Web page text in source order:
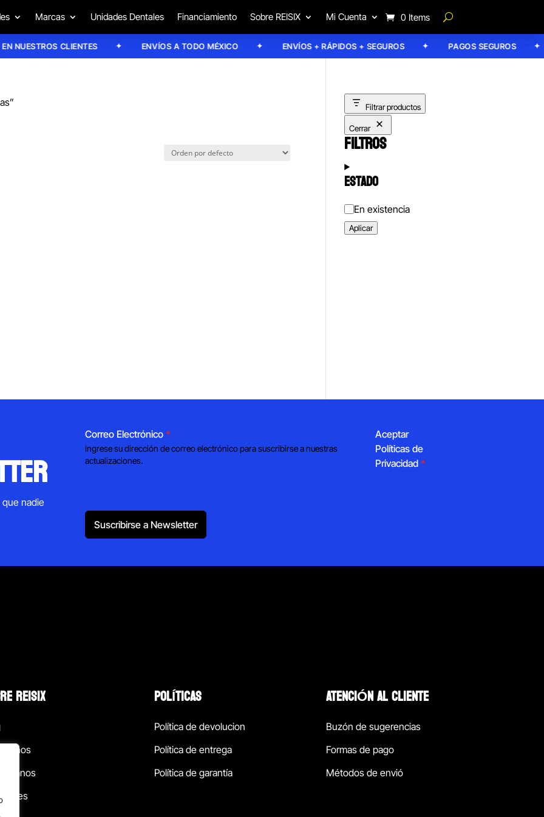
Marcas Unidades Dentales Financiamiento Sobre REISIX Mi Cuenta 0 Items
NUESTROS CLIENTES ENVÍOS A TODO MÉXICO ENVÍOS + RÁPIDOS + SEGUROS PAGOS SEGUROS
Filtrar productos
Cerrar
FILTROS
ESTADO
Estado
En existencia
Aplicar
nadie
Correo Electrónico *
Ingrese su dirección de correo electrónico para suscribirse a nuestras
actualizaciones.
Aceptar
Políticas de
Privacidad *
Suscribirse a Newsletter
REISIX POLÍTICAS
Política de devolucion
Política de entrega
Política de garantía
ATENCIÓN AL CLIENTE
Buzón de sugerencias
Formas de pago
Métodos de envió